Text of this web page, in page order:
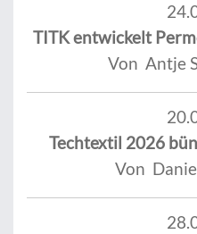
TITK entwickelt
Von Antje
Techtextil 2026
Von